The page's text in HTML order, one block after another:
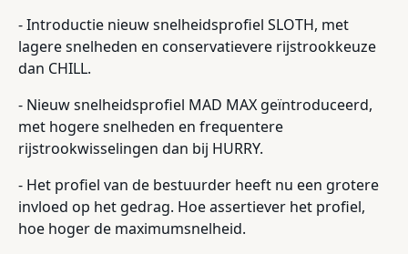
- Introductie nieuw snelheidsprofiel SLOTH, met
lagere snelheden en conservatievere rijstrookkeuze
dan CHILL.
- Nieuw snelheidsprofiel MAD MAX geïntroduceerd,
met hogere snelheden en frequentere
rijstrookwisselingen dan bij HURRY.
- Het profiel van de bestuurder heeft nu een grotere
invloed op het gedrag. Hoe assertiever het profiel,
hoe hoger de maximumsnelheid.